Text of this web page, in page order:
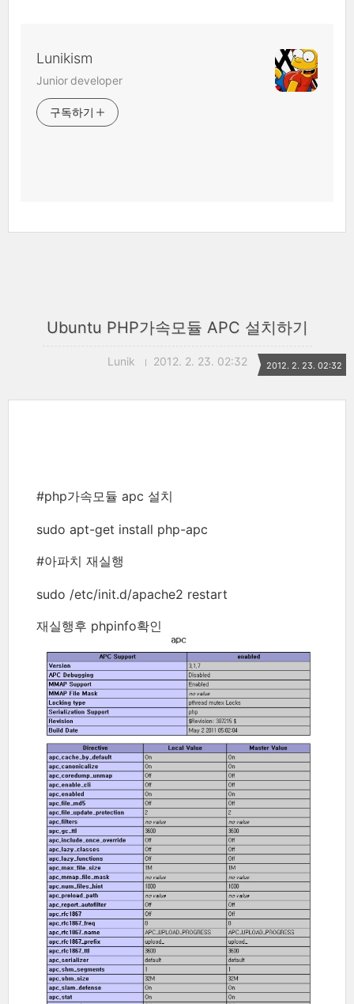
Lunikism
Junior developer
구독하기
Ubuntu PHP가속모듈 APC 설치하기
Lunik 2012. 2. 23. 02:32 2012. 2. 23. 02:32
#php가속모듈 apc 설치
sudo apt-get install php-apc
#아파치 재실행
sudo /etc/init.d/apache2 restart
재실행후 phpinfo확인